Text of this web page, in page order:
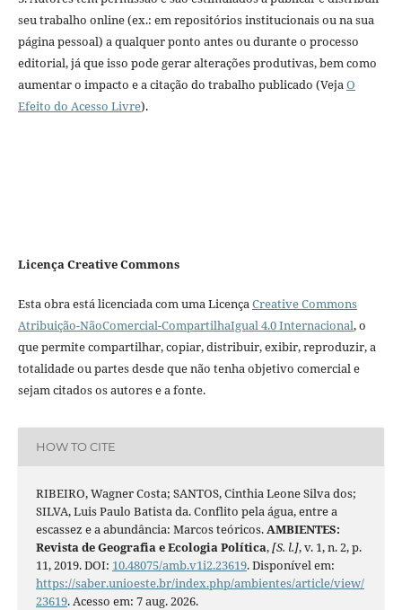
seu trabalho online (ex.: em repositórios institucionais ou na sua
página pessoal) a qualquer ponto antes ou durante o processo
editorial, já que isso pode gerar alterações produtivas, bem como
aumentar o impacto e a citação do trabalho publicado (Veja O
Efeito do Acesso Livre).
Licença Creative Commons
Esta obra está licenciada com uma Licença Creative Commons
Atribuição-NãoComercial-CompartilhaIgual 4.0 Internacional, o
que permite compartilhar, copiar, distribuir, exibir, reproduzir, a
totalidade ou partes desde que não tenha objetivo comercial e
sejam citados os autores e a fonte.
HOW TO CITE
RIBEIRO, Wagner Costa; SANTOS, Cinthia Leone Silva dos;
SILVA, Luis Paulo Batista da. Conflito pela água, entre a
escassez e a abundância: Marcos teóricos.AMBIENTES:
Revista de Geografia e Ecologia Política,[S. l.], v. 1, n. 2, p.
11, 2019. DOI: 10.48075/amb.v1i2.23619. Disponível em:
https://saber.unioeste.br/index.php/ambientes/article/view/
23619. Acesso em: 7 aug. 2026.